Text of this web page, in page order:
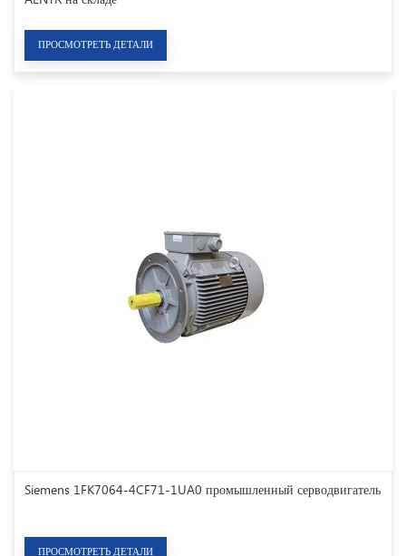
ПРОСМОТРЕТЬ ДЕТАЛИ
Siemens 1FK7064-4CF71-1UA0 промышленный серводвигатель
ПРОСМОТРЕТЬ ДЕТАЛИ